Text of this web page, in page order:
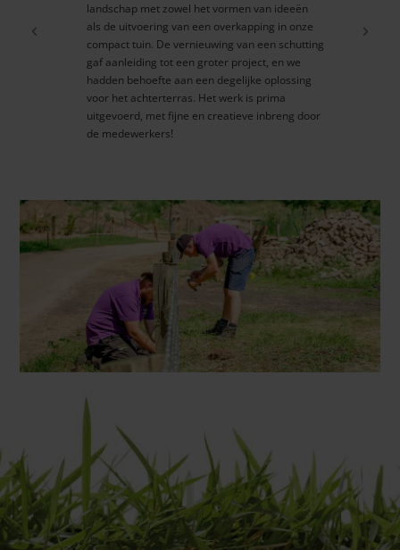
landschap met zowel het vormen van ideeën
als de uitvoering van een overkapping in onze
compact tuin. De vernieuwing van een schutting
gaf aanleiding tot een groter project, en we
hadden behoefte aan een degelijke oplossing
voor het achterterras. Het werk is prima
uitgevoerd, met fijne en creatieve inbreng door
de medewerkers!
kennis